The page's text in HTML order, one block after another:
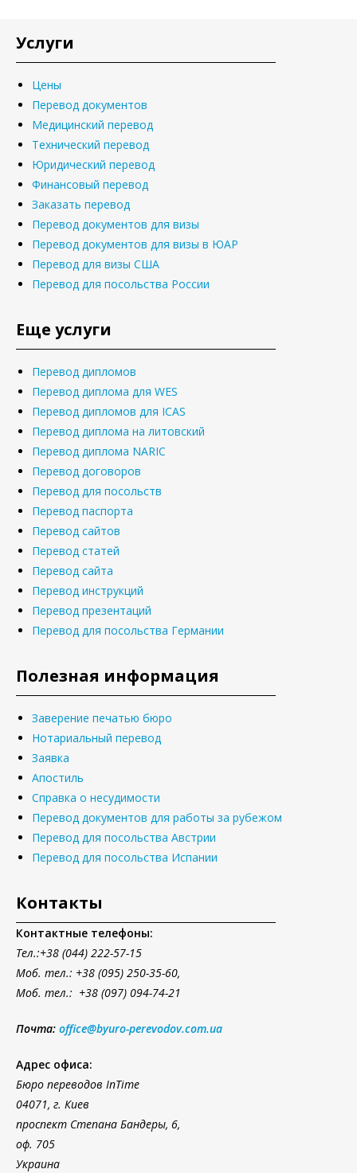
Услуги
Цены
Перевод документов
Медицинский перевод
Технический перевод
Юридический перевод
Финансовый перевод
Заказать перевод
Перевод документов для визы
Перевод документов для визы в ЮАР
Перевод для визы США
Перевод для посольства России
Еще услуги
Перевод дипломов
Перевод диплома для WES
Перевод дипломов для ICAS
Перевод диплома на литовский
Перевод диплома NARIC
Перевод договоров
Перевод для посольств
Перевод паспорта
Перевод сайтов
Перевод статей
Перевод сайта
Перевод инструкций
Перевод презентаций
Перевод для посольства Германии
Полезная информация
Заверение печатью бюро
Нотариальный перевод
Заявка
Апостиль
Справка о несудимости
Перевод документов для работы за рубежом
Перевод для посольства Австрии
Перевод для посольства Испании
Контакты
Контактные телефоны:
Тел.:+38 (044) 222-57-15
Моб. тел.: +38 (095) 250-35-60,
Моб. тел.: +38 (097) 094-74-21
Почта: office@byuro-perevodov.com.ua
Адрес офиса:
Бюро переводов InTime
04071, г. Киев
проспект Степана Бандеры, 6,
оф. 705
Украина